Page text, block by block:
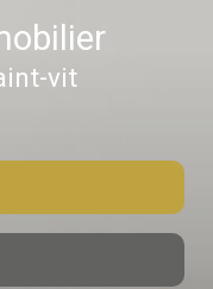
vit